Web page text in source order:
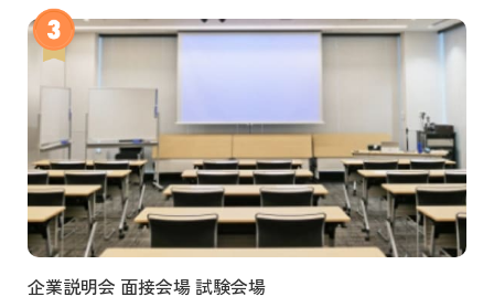
企業説明会 面接会場 試験会場